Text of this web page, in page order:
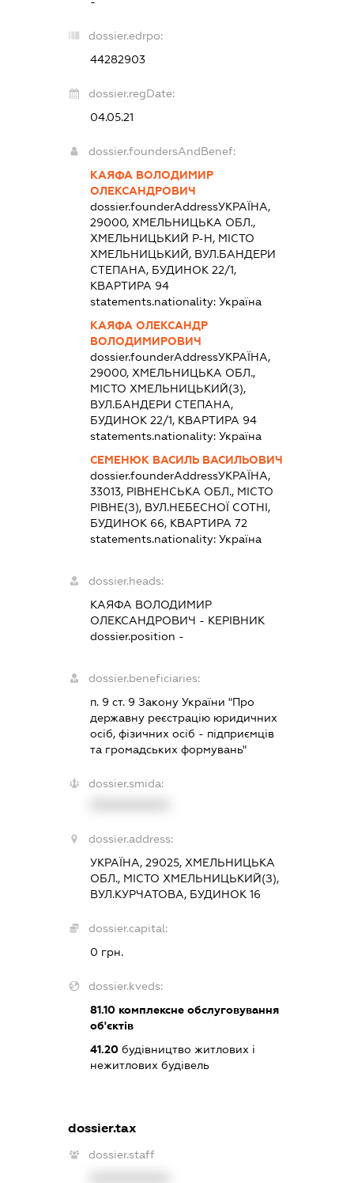
dossier.edrpo:
44282903
dossier.regDate:
04.05.21
dossier.foundersAndBenef:
КАЯФА ВОЛОДИМИР
ОЛЕКСАНДРОВИЧ
dossier.founderAddressУКРАЇНА,
29000, ХМЕЛЬНИЦЬКА ОБЛ.,
ХМЕЛЬНИЦЬКИЙ Р-Н, МІСТО
ХМЕЛЬНИЦЬКИЙ, ВУЛ.БАНДЕРИ
СТЕПАНА, БУДИНОК 22/1,
КВАРТИРА 94
statements.nationality:Україна
КАЯФА ОЛЕКСАНДР
ВОЛОДИМИРОВИЧ
dossier.founderAddressУКРАЇНА,
29000, ХМЕЛЬНИЦЬКА ОБЛ.,
МІСТО ХМЕЛЬНИЦЬКИЙ(З),
ВУЛ.БАНДЕРИ СТЕПАНА,
БУДИНОК 22/1, КВАРТИРА 94
statements.nationality:Україна
СЕМЕНЮК ВАСИЛЬ ВАСИЛЬОВИЧ
dossier.founderAddressУКРАЇНА,
33013, РІВНЕНСЬКА ОБЛ., МІСТО
РІВНЕ(З), ВУЛ.НЕБЕСНОЇ СОТНІ,
БУДИНОК 66, КВАРТИРА 72
statements.nationality:Україна
dossier.heads:
КАЯФА ВОЛОДИМИР
ОЛЕКСАНДРОВИЧ - КЕРІВНИК
dossier.position -
dossier.beneficiaries:
п. 9 ст. 9 Закону України "Про
державну реєстрацію юридичних
осіб, фізичних осіб - підприємців
та громадських формувань"
dossier.smida:
dossier.address:
УКРАЇНА, 29025, ХМЕЛЬНИЦЬКА
ОБЛ., МІСТО ХМЕЛЬНИЦЬКИЙ(З),
ВУЛ.КУРЧАТОВА, БУДИНОК 16
dossier.capital:
0 грн.
dossier.kveds:
81.10 комплексне обслуговування
об'єктів
41.20 будівництво житлових і
нежитлових будівель
dossier.tax
dossier.staff